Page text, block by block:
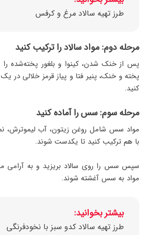
طرز تهیه سالاد مرغ و کرفس
مرحله دوم: مواد سالاد را ترکیب کنید
پس از خنک شدن، کینوا و بلغور پخته‌شده را
پخته و خنک، پنیر فتا و پیاز قرمز خلالی در
کنید.
مرحله سوم: سس را آماده کنید
مواد سس شامل روغن زیتون، آب لیموترش،
با هم ترکیب کنید تا یکدست شوند.
سپس سس را روی سالاد بریزید و به‌ آرامی
مواد به سس آغشته شوند.
بیشتر بخوانید:
طرز تهیه سالاد کدو سبز با نخودفرنگی